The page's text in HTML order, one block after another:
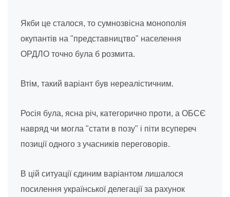
Якби це сталося, то сумнозвісна монополія
окупантів на "представництво" населення
ОРДЛО точно була б розмита.
Втім, такий варіант був нереалістичним.
Росія була, ясна річ, категорично проти, а ОБСЄ
навряд чи могла "стати в позу" і піти всупереч
позиції одного з учасників переговорів.
В цій ситуації єдиним варіантом лишалося
посилення української делегації за рахунок